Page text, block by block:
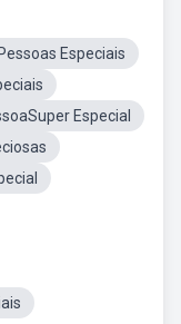
Especiais
Especial